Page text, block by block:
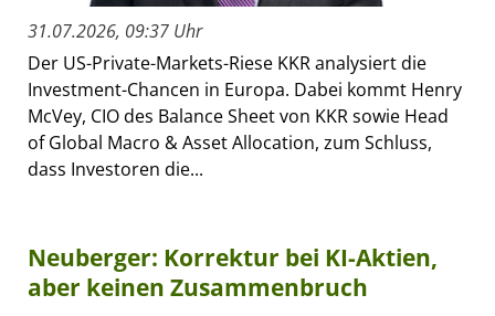
31.07.2026, 09:37 Uhr
Der US-Private-Markets-Riese KKR analysiert die
Investment-Chancen in Europa. Dabei kommt Henry
McVey, CIO des Balance Sheet von KKR sowie Head
of Global Macro & Asset Allocation, zum Schluss,
dass Investoren die...
Neuberger: Korrektur bei KI-Aktien,
aber keinen Zusammenbruch